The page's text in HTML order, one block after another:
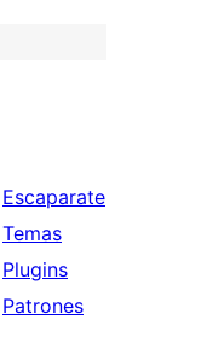
Escaparate
Temas
Plugins
Patrones